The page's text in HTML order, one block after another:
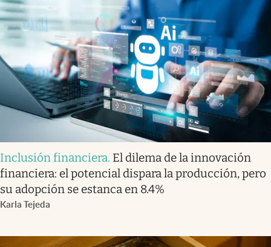
Inclusión financiera. El dilema de la innovación
financiera: el potencial dispara la producción, pero
su adopción se estanca en 8.4%
Karla Tejeda